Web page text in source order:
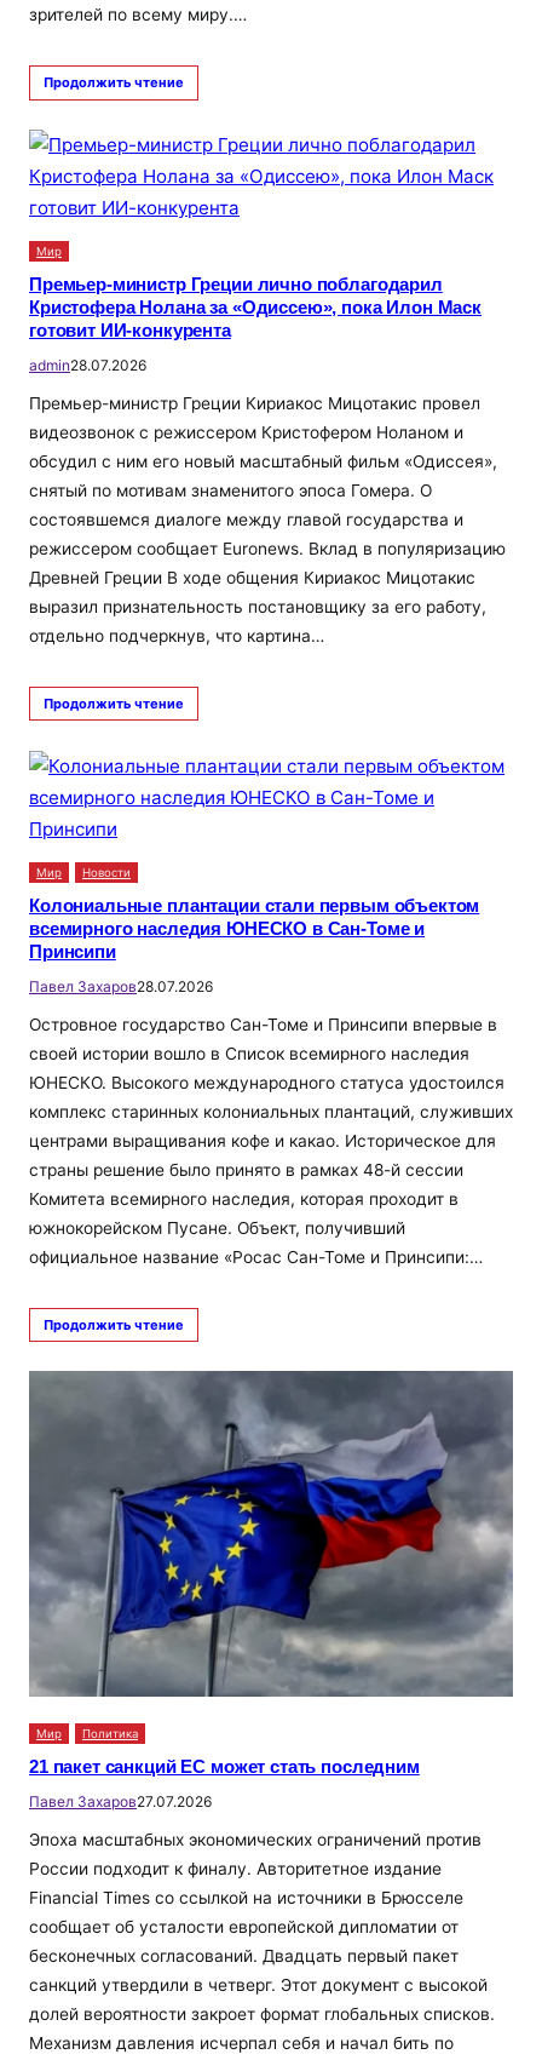
зрителей по всему миру.…
Продолжить чтение
Мир
Премьер-министр Греции лично поблагодарил
Кристофера Нолана за «Одиссею», пока Илон Маск
готовит ИИ-конкурента
admin28.07.2026
Премьер-министр Греции Кириакос Мицотакис провел
видеозвонок с режиссером Кристофером Ноланом и
обсудил с ним его новый масштабный фильм «Одиссея»,
снятый по мотивам знаменитого эпоса Гомера. О
состоявшемся диалоге между главой государства и
режиссером сообщает Euronews. Вклад в популяризацию
Древней Греции В ходе общения Кириакос Мицотакис
выразил признательность постановщику за его работу,
отдельно подчеркнув, что картина…
Продолжить чтение
Мир Новости
Колониальные плантации стали первым объектом
всемирного наследия ЮНЕСКО в Сан-Томе и
Принсипи
Павел Захаров28.07.2026
Островное государство Сан-Томе и Принсипи впервые в
своей истории вошло в Список всемирного наследия
ЮНЕСКО. Высокого международного статуса удостоился
комплекс старинных колониальных плантаций, служивших
центрами выращивания кофе и какао. Историческое для
страны решение было принято в рамках 48-й сессии
Комитета всемирного наследия, которая проходит в
южнокорейском Пусане. Объект, получивший
официальное название «Росас Сан-Томе и Принсипи:…
Продолжить чтение
Мир Политика
21 пакет санкций ЕС может стать последним
Павел Захаров27.07.2026
Эпоха масштабных экономических ограничений против
России подходит к финалу. Авторитетное издание
Financial Times со ссылкой на источники в Брюсселе
сообщает об усталости европейской дипломатии от
бесконечных согласований. Двадцать первый пакет
санкций утвердили в четверг. Этот документ с высокой
долей вероятности закроет формат глобальных списков.
Механизм давления исчерпал себя и начал бить по